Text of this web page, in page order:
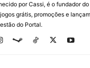
por Cassi, é o fundador
grátis, promoções e
do Portal.